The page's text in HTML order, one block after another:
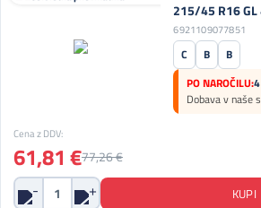
215/45 R16 GL
6921109077851
C B
B
PO NAROČILU:
Dobava v naše
Cena z DDV:
61,81 €77,26 €